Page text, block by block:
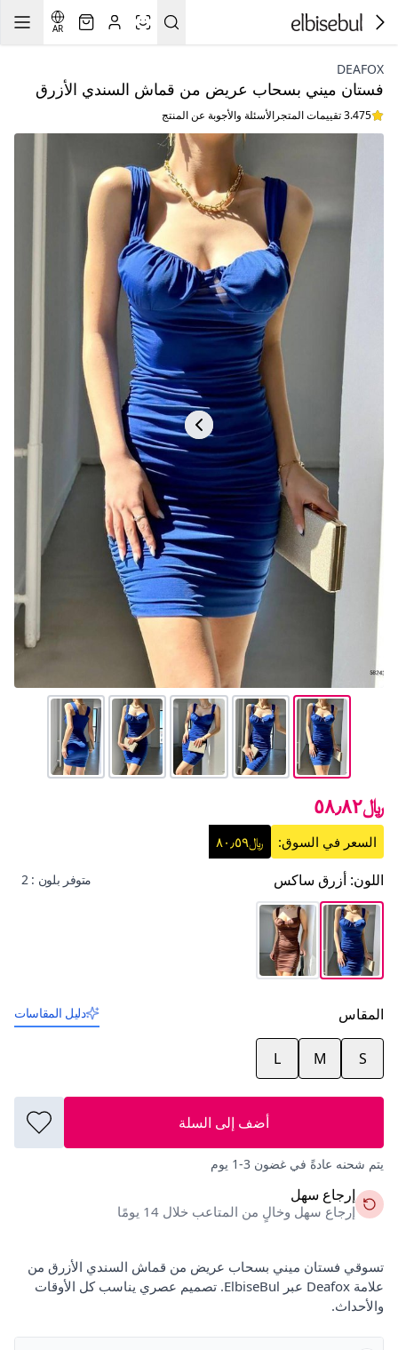
AR
DEAFOX
فستان ميني بسحاب عريض من قماش السندي الأزرق
3.475 تقييمات المتجر الأسئلة والأجوبة عن المنتج
﷼٥٨٫٨٢
السعر في السوق: ﷼٨٠٫٥٩
اللون: أزرق ساكس متوفر بلون : 2
المقاس دليل المقاسات
S
M
L
أضف إلى السلة
يتم شحنه عادةً في غضون 3-1 يوم
إرجاع سهل
إرجاع سهل وخالٍ من المتاعب خلال 14 يومًا
تسوقي فستان ميني بسحاب عريض من قماش السندي الأزرق من
علامة Deafox عبر ElbiseBul. تصميم عصري يناسب كل الأوقات
والأحداث.